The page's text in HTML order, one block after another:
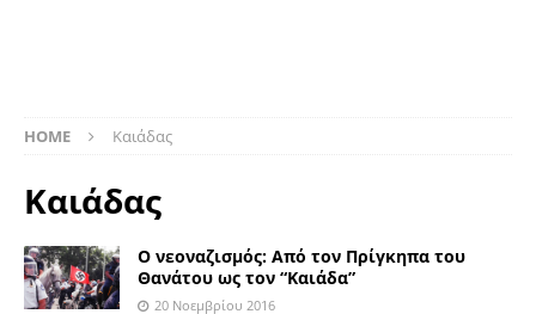
HOME Kαιάδας
Kαιάδας
Ο νεοναζισμός: Από τον Πρίγκηπα του
Θανάτου ως τον “Καιάδα”
20 Νοεμβρίου 2016